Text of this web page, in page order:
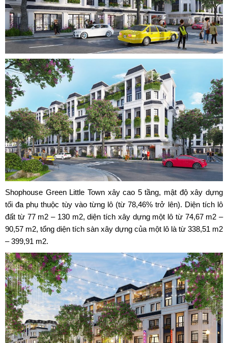
Shophouse Green Little Townxây cao 5 tầng, mật độ xây dựng
tối đa phụ thuộc tùy vào từng lô (từ 78,46% trở lên). Diện tích lô
đất từ 77 m2 – 130 m2, diện tích xây dựng một lô từ 74,67 m2 –
90,57 m2, tổng diện tích sàn xây dựng của một lô là từ 338,51 m2
– 399,91 m2.